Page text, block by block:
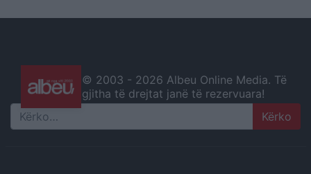
© 2003 - 2026 Albeu Online Media. Të
gjitha të drejtat janë të rezervuara!
Search